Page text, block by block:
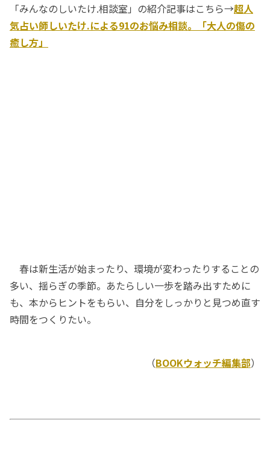
「みんなのしいたけ.相談室」の紹介記事はこちら→超人
気占い師しいたけ.による91のお悩み相談。「大人の傷の
癒し方」
春は新生活が始まったり、環境が変わったりすることの
多い、揺らぎの季節。あたらしい一歩を踏み出すために
も、本からヒントをもらい、自分をしっかりと見つめ直す
時間をつくりたい。
（BOOKウォッチ編集部）